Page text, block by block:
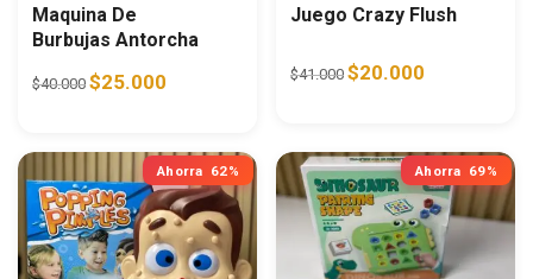
Maquina De
Burbujas Antorcha
$40.000 Original price was: $40.000.
$25.000 Current price is: $25.000.
Juego Crazy Flush
$41.000 Original price was:
$20.000
Ahorra 62% Ahorra 69%